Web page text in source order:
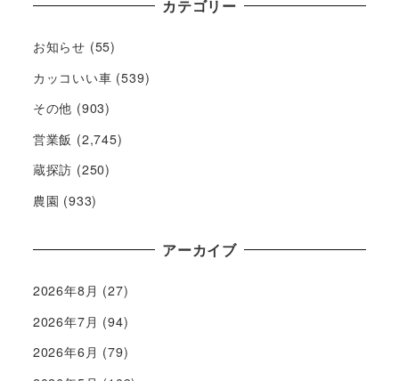
カテゴリー
お知らせ (55)
カッコいい車 (539)
その他 (903)
営業飯 (2,745)
蔵探訪 (250)
農園 (933)
アーカイブ
2026年8月 (27)
2026年7月 (94)
2026年6月 (79)